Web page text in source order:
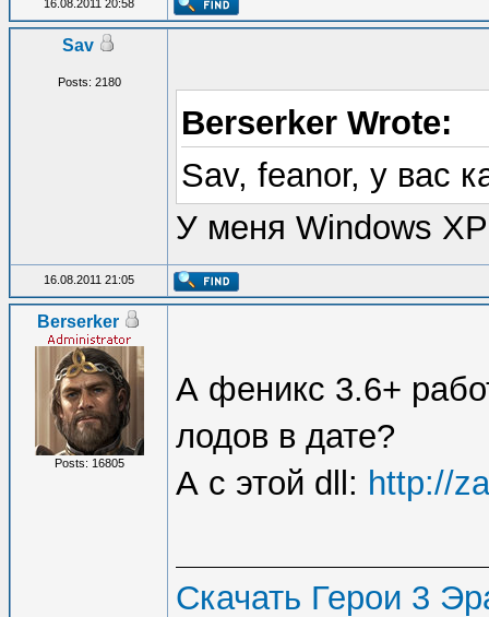
16.08.2011 20:58
Sav
Posts: 2180
Berserker Wrote:
Sav, feanor, у вас
У меня Windows
16.08.2011 21:05
Berserker
Posts: 16805
А феникс 3.6+
лодов в дате?
А с этой dll: http://
Скачать Герои 3